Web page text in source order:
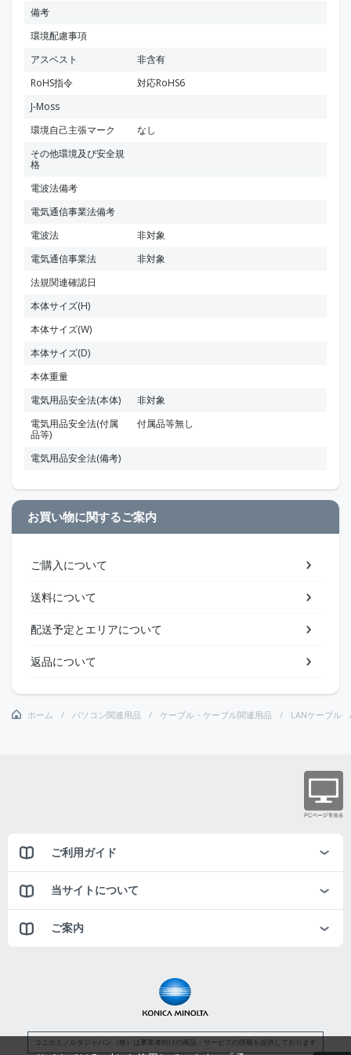
備考
環境配慮事項
アスベスト
非含有
RoHS指令
対応RoHS6
J-Moss
環境自己主張マーク
なし
その他環境及び安全規
格
電波法備考
電気通信事業法備考
電波法
非対象
電気通信事業法
非対象
法規関連確認日
本体サイズ(H)
本体サイズ(W)
本体サイズ(D)
本体重量
電気用品安全法(本体)
非対象
電気用品安全法(付属
品等)
付属品等無し
電気用品安全法(備考)
お買い物に関するご案内
ご購入について
送料について
配送予定とエリアについて
返品について
ホーム パソコン関連用品 ケーブル・ケーブル関連用品 LANケーブル
ご利用ガイド
当サイトについて
ご案内
コニカミノルタジャパン（株）は事業者向けの商品・サービスの情報を提供しております